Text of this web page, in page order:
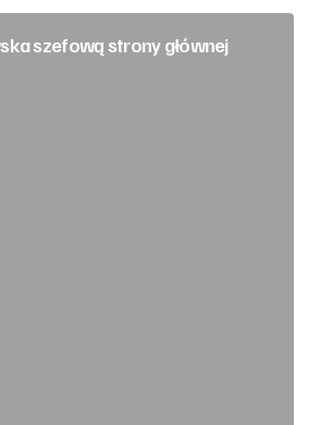
szefową strony głównej